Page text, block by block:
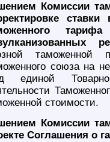
Комиссии
таможенной
союза на
единой
стоимости.
Комиссии
Соглашения о